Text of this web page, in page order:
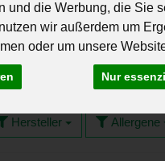
und die Werbung, die Sie
wir außerdem um
oder um unsere
Nur
13 von 257
Hersteller Allergene